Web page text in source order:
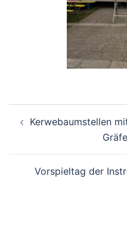
Kerwebaumstellen
Vorspieltag der